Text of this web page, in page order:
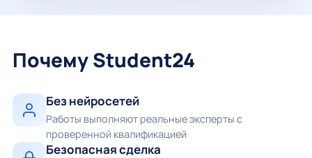
Почему Student24
Без нейросетей
Работы выполняют реальные эксперты с
проверенной квалификацией
Безопасная сделка